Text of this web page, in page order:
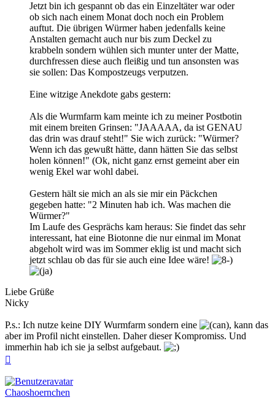
Jetzt bin ich gespannt ob das ein Einzeltäter war oder
ob sich nach einem Monat doch noch ein Problem
auftut. Die übrigen Würmer haben jedenfalls keine
Anstalten gemacht auch nur bis zum Deckel zu
krabbeln sondern wühlen sich munter unter der Matte,
durchfressen diese auch fleißig und tun ansonsten was
sie sollen: Das Kompostzeugs verputzen.
Eine witzige Anekdote gabs gestern:
Als die Wurmfarm kam meinte ich zu meiner Postbotin
mit einem breiten Grinsen: "JAAAAA, da ist GENAU
das drin was drauf steht!" Sie wich zurück: "Würmer?
Wenn ich das gewußt hätte, dann hätten Sie das selbst
holen können!" (Ok, nicht ganz ernst gemeint aber ein
wenig Ekel war wohl dabei.
Gestern hält sie mich an als sie mir ein Päckchen
gegeben hatte: "2 Minuten hab ich. Was machen die
Würmer?"
Im Laufe des Gesprächs kam heraus: Sie findet das sehr
interessant, hat eine Biotonne die nur einmal im Monat
abgeholt wird was im Sommer eklig ist und macht sich
jetzt schlau ob das für sie auch eine Idee wäre!
Liebe Grüße
Nicky
P.s.: Ich nutze keine DIY Wurmfarm sondern eine
, kann das
aber im Profil nicht einstellen. Daher dieser Kompromiss. Und
immerhin hab ich sie ja selbst aufgebaut.
Chaoshoernchen